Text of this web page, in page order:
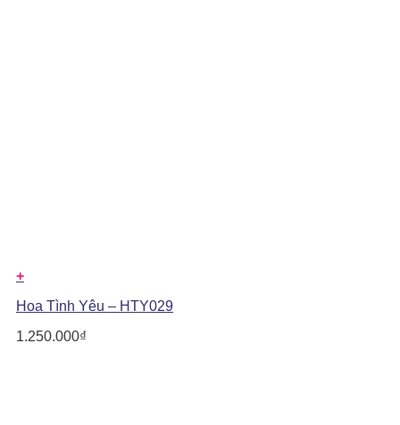
+
Hoa Tình Yêu – HTY029
1.250.000₫